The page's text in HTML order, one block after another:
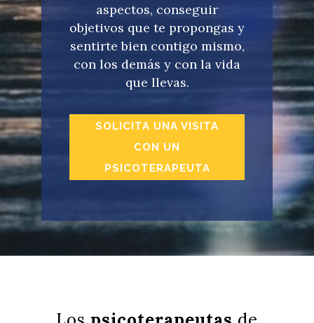
aspectos, conseguir
objetivos que te propongas y
sentirte bien contigo mismo,
con los demás y con la vida
que llevas.
SOLICITA UNA VISITA
CON UN
PSICOTERAPEUTA